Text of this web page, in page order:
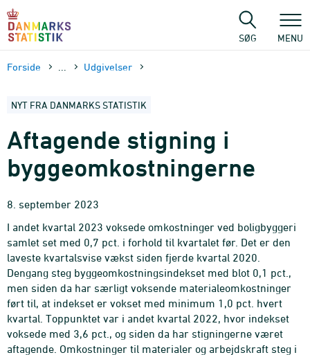
sidens
SØG MENU
Forside Udgivelser
NYT FRA DANMARKS STATISTIK
Aftagende stigning i
byggeomkostningerne
8. september 2023
I andet kvartal 2023 voksede omkostninger ved boligbyggeri
samlet set med 0,7 pct. i forhold til kvartalet før. Det er den
laveste kvartalsvise vækst siden fjerde kvartal 2020.
Dengang steg byggeomkostningsindekset med blot 0,1 pct.,
men siden da har særligt voksende materialeomkostninger
ført til, at indekset er vokset med minimum 1,0 pct. hvert
kvartal. Toppunktet var i andet kvartal 2022, hvor indekset
voksede med 3,6 pct., og siden da har stigningerne været
aftagende. Omkostninger til materialer og arbejdskraft steg i